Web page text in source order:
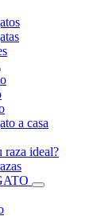
a casa
raza ideal?